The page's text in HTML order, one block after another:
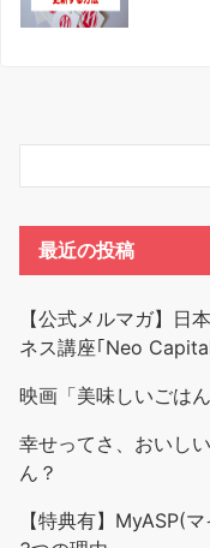
最近の投稿
【公式メルマガ】日
ネス講座｢Neo
映画「美味しいごは
幸せってさ、おいし
ん？
【特典有】MyASP(